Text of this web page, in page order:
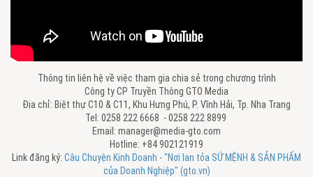
Thông tin liên hệ về việc tham gia chia sẻ trong chương trình
Công ty CP Truyền Thông GTO Media
Địa chỉ: Biệt thự C10 & C11, Khu Hưng Phú, P. Vĩnh Hải, Tp. Nha Trang
Tel: 0258 222 6668 - 0258 222 8899
Email: manager@media-gto.com
Hotline: +84 902121919
Link đăng ký: Câu Chuyện Kinh Doanh - "Nơi lan tỏa SỨ MỆNH & SẢN PHẨM
của Doanh Nghiệp" (gto.vn)